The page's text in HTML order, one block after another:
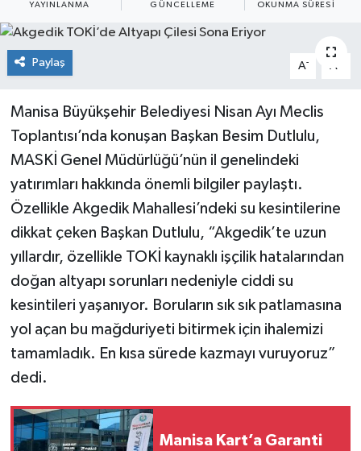
YAYINLANMA GÜNCELLEME OKUNMA SÜRESI
Paylaş A- A
Manisa Büyükşehir Belediyesi Nisan Ayı Meclis
Toplantısı’nda konuşan Başkan Besim Dutlulu,
MASKİ Genel Müdürlüğü’nün il genelindeki
yatırımları hakkında önemli bilgiler paylaştı.
Özellikle Akgedik Mahallesi’ndeki su kesintilerine
dikkat çeken Başkan Dutlulu, “Akgedik’te uzun
yıllardır, özellikle TOKİ kaynaklı işçilik hatalarından
doğan altyapı sorunları nedeniyle ciddi su
kesintileri yaşanıyor. Boruların sık sık patlamasına
yol açan bu mağduriyeti bitirmek için ihalemizi
tamamladık. En kısa sürede kazmayı vuruyoruz”
dedi.
Manisa Kart’a Garanti